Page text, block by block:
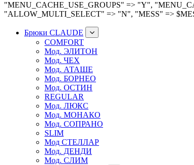
"MENU_CACHE_USE_GROUPS" => "Y",
"ALLOW_MULTI_SELECT" => "N", "MESS" =>
Брюки CLAUDE
COMFORT
Мод. ЭЛИТОН
Мод. ЧЕХ
Мод. АТАШЕ
Мод. БОРНЕО
Мод. ОСТИН
REGULAR
Мод. ЛЮКС
Мод. МОНАКО
Мод. СОПРАНО
SLIM
Мод СТЕЛЛАР
Мод. ДЕНДИ
Мод. СЛИМ